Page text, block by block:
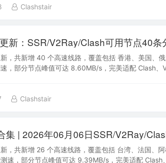
Clashstair
新：SSR/V2Ray/Clash可用节点40条
，共新增 40 个高速线路，覆盖包括 香港、美国、
，部分节点峰值可达 8.60MB/s，完美适配 Clash、
Clashstair
集 | 2026年06月06日SSR/V2Ray/
，共新增 26 个高速线路，覆盖包括 台湾、法国、
速，部分节点峰值可达 9.39MB/s，完美适配 Clash